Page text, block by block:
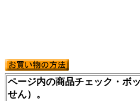
ページ内の商品チェック・ボ
せん）。